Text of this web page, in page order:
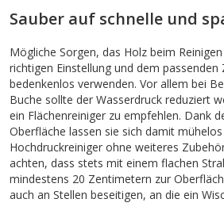
Sauber auf schnelle und
Mögliche Sorgen, das Holz beim
richtigen Einstellung und dem
bedenkenlos verwenden. Vor allem bei
Buche sollte der Wasserdruck reduziert
ein Flächenreiniger zu empfehlen. Dank
Oberfläche lassen sie sich damit
Hochdruckreiniger ohne weiteres
achten, dass stets mit einem flachen
mindestens 20 Zentimetern zur
auch an Stellen beseitigen, an die ein